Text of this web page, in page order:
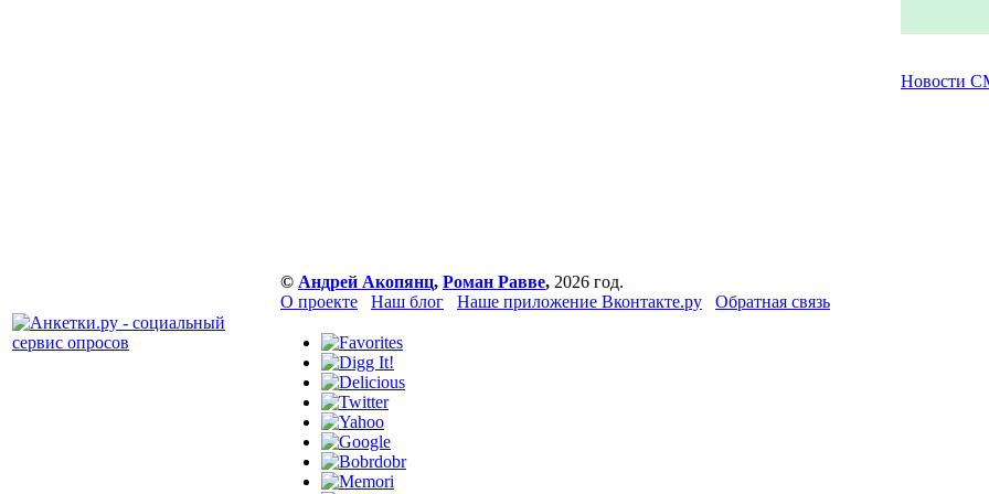
Новости
© Андрей Акопянц, Роман Равве, 2026 год.
О проекте
Наш блог Наше приложение Вконтакте.ру Обратная связь